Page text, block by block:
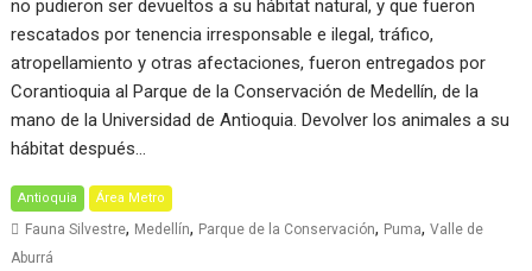
no pudieron ser devueltos a su hábitat natural, y que fueron
rescatados por tenencia irresponsable e ilegal, tráfico,
atropellamiento y otras afectaciones, fueron entregados por
Corantioquia al Parque de la Conservación de Medellín, de la
mano de la Universidad de Antioquia. Devolver los animales a su
hábitat después…
Antioquia Área Metro
Fauna Silvestre, Medellín, Parque de la Conservación, Puma,Valle de
Aburrá